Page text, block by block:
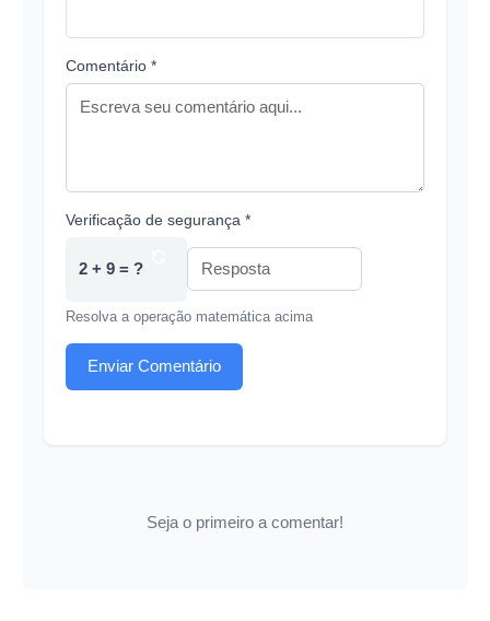
Comentário *
Verificação de segurança *
2 + 9 = ?
Resolva a operação matemática acima
Enviar Comentário
Seja o primeiro a comentar!